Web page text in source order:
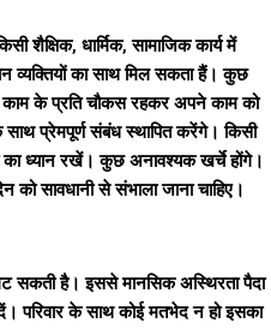
शैक्षिक, धार्मिक, सामाजिक कार्य में
व्यक्तियों का साथ मिल सकता हैं। कुछ
के प्रति चौकस रहकर अपने काम को
प्रेमपूर्ण संबंध स्थापित करेंगे। किसी
का ध्यान रखें। कुछ अनावश्यक खर्चे होंगे।
को सावधानी से संभाला जाना चाहिए।
है। इससे मानसिक अस्थिरता पैदा
परिवार के साथ कोई मतभेद न हो इसका